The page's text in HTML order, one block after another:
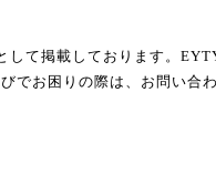
て掲載しております。
でお困りの際は、お問い合